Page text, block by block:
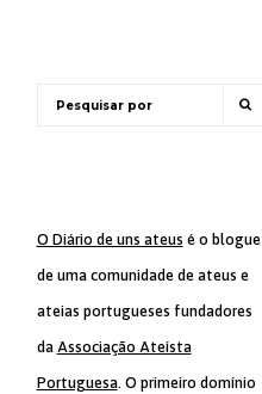
O Diário de uns ateus é o blogue
de uma comunidade de ateus e
ateias portugueses fundadores
da Associação Ateísta
Portuguesa. O primeiro domínio